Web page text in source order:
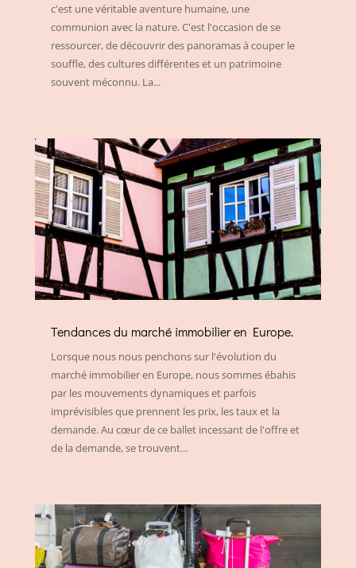
c'est une véritable aventure humaine, une
communion avec la nature. C'est l'occasion de se
ressourcer, de découvrir des panoramas à couper le
souffle, des cultures différentes et un patrimoine
souvent méconnu. La...
Tendances du marché immobilier en Europe.
Lorsque nous nous penchons sur l'évolution du
marché immobilier en Europe, nous sommes ébahis
par les mouvements dynamiques et parfois
imprévisibles que prennent les prix, les taux et la
demande. Au cœur de ce ballet incessant de l'offre et
de la demande, se trouvent...